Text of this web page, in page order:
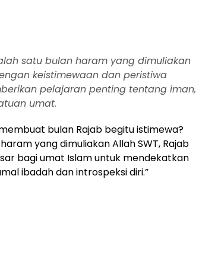
satu bulan haram yang dimuliakan
keistimewaan dan peristiwa
pelajaran penting tentang iman,
umat.
bulan Rajab begitu istimewa?
yang dimuliakan Allah SWT, Rajab
bagi umat Islam untuk mendekatkan
ibadah dan introspeksi diri.”